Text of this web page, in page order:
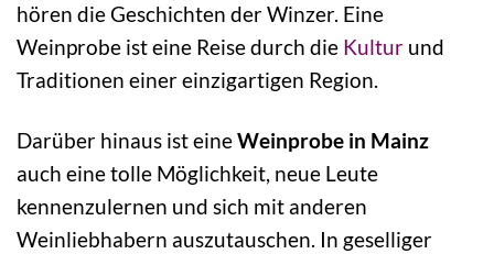
hören die Geschichten der Winzer. Eine
Weinprobe ist eine Reise durch die Kultur und
Traditionen einer einzigartigen Region.
Darüber hinaus ist eineWeinprobe in Mainz
auch eine tolle Möglichkeit, neue Leute
kennenzulernen und sich mit anderen
Weinliebhabern auszutauschen. In geselliger